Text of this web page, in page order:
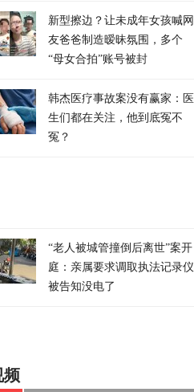
新型擦边？让未成年女孩喊网
友爸爸制造暧昧氛围，多个
“母女合拍”账号被封
韩杰医疗事故案没有赢家：医
生们都在关注，他到底冤不
冤？
“老人被城管撞倒后离世”案开
庭：亲属要求调取执法记录仪
被告知没电了
频